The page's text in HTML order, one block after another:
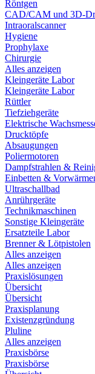
Röntgen
CAD/CAM und 3D-
Intraoralscanner
Hygiene
Prophylaxe
Chirurgie
Alles anzeigen
Kleingeräte Labor
Kleingeräte Labor
Rüttler
Tiefziehgeräte
Elektrische
Drucktöpfe
Absaugungen
Poliermotoren
Dampfstrahlen &
Einbetten &
Ultraschallbad
Anrührgeräte
Technikmaschinen
Sonstige Kleingeräte
Ersatzteile Labor
Brenner & Lötpistolen
Alles anzeigen
Alles anzeigen
Praxislösungen
Übersicht
Übersicht
Praxisplanung
Existenzgründung
Pluline
Alles anzeigen
Praxisbörse
Praxisbörse